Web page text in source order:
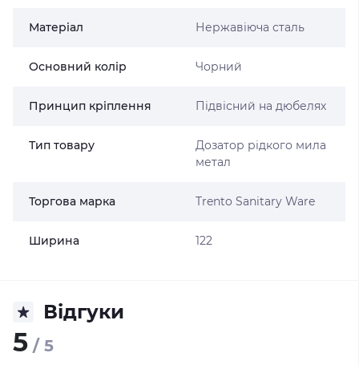
Матеріал Нержавіюча сталь
Основний колір Чорний
Принцип кріплення Підвісний на дюбелях
Тип товару
Дозатор рідкого мила
метал
Торгова марка Trento Sanitary Ware
Ширина 122
Відгуки
5 / 5